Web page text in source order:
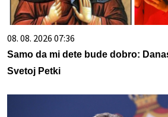
08. 08. 2026 07:36
Samo da mi dete bude dobro:
Svetoj Petki